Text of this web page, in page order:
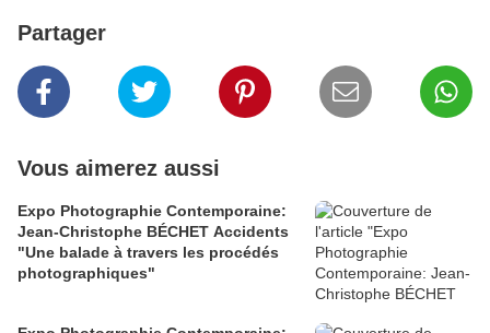
Partager
Vous aimerez aussi
Expo Photographie Contemporaine:
Jean-Christophe BÉCHET Accidents
"Une balade à travers les procédés
photographiques"